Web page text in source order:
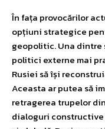
În fața provocărilor
opțiuni strategice
geopolitic. Una
politici externe mai
Rusiei să își
Aceasta ar putea să
retragerea trupelor
dialoguri